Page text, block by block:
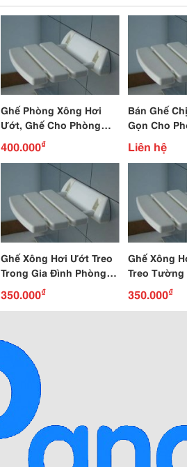
Ghế Phòng Xông Hơi
Ướt, Ghế Cho Phòng
Xông Hơ
400.000₫
Bán Ghế
Gọn Cho
Ghế Nhựa
Phòng Xông
Liên hệ
Ghế Xông Hơi Ướt Treo
Trong Gia Đình Phòng
Spa
350.000₫
Ghế Xông
Treo
350.000₫